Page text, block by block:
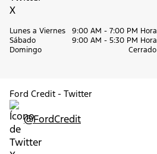
Lunes a Viernes
9:00 AM - 7:00 PM
Sábado
9:00 AM - 5:30 PM
Domingo
Cerrado
Ford Credit - Twitter
@FordCredit